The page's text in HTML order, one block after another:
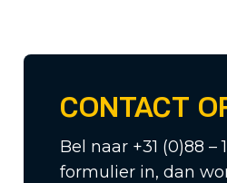
CONTACT
Bel naar +31 (0)88
formulier in, dan